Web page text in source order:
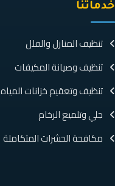
خدماتنا
تنظيف المنازل والفلل
تنظيف وصيانة المكيفات
تنظيف وتعقيم خزانات المياه
جلي وتلميع الرخام
مكافحة الحشرات المتكاملة